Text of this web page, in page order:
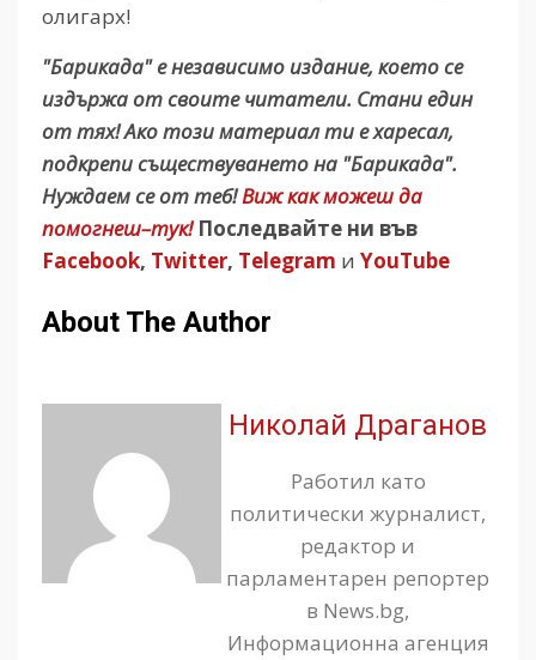
олигарх!
"Барикада" е независимо издание, което се
издържа от своите читатели. Стани един
от тях! Ако този материал ти е харесал,
подкрепи съществуването на "Барикада".
Нуждаем се от теб!Виж как можеш да
помогнеш–тук! Последвайте ни във
Facebook, Twitter, Telegram и YouTube
About The Author
Николай Драганов
Работил като
политически журналист,
редактор и
парламентарен репортер
в News.bg,
Информационна агенция